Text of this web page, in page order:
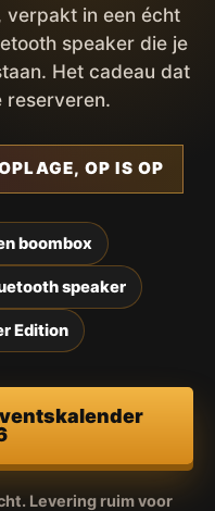
in een écht
speaker die je
Het cadeau dat
OP IS OP
boombox
speaker
Edition
Levering ruim voor